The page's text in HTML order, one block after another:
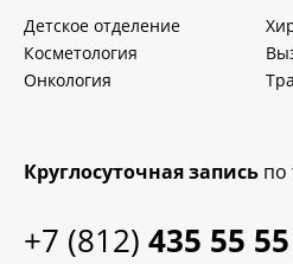
Детское отделение
Косметология
Онкология
Круглосуточная запись по
+7 (812) 435 55 55